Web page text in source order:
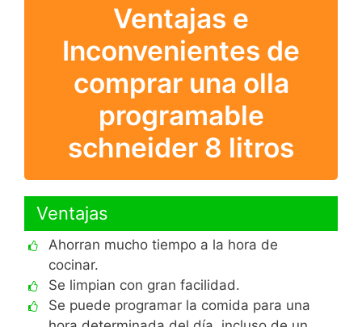
Ventajas e
Inconvenientes de
comprar una olla
programable
schneider 8 litros
Ventajas
Ahorran mucho tiempo a la hora de
cocinar.
Se limpian con gran facilidad.
Se puede programar la comida para una